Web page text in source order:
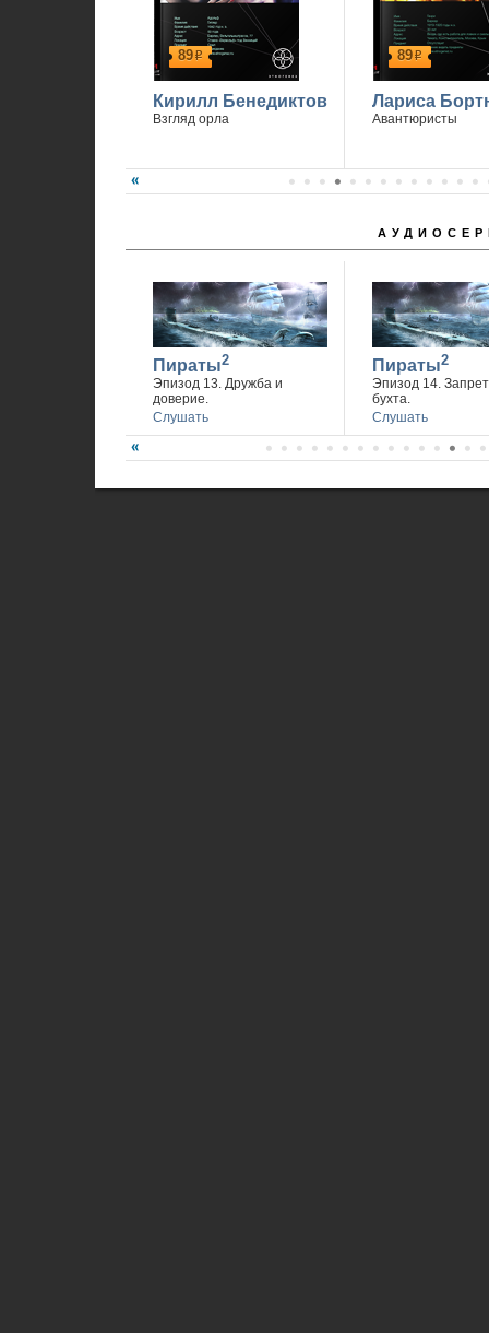
89р
Кирилл Бенедиктов
Взгляд орла
89р
Лариса
Авантюристы
Пираты2
Эпизод 13. Дружба и
доверие.
Слушать
Пираты2
Эпизод 14.
бухта.
Слушать